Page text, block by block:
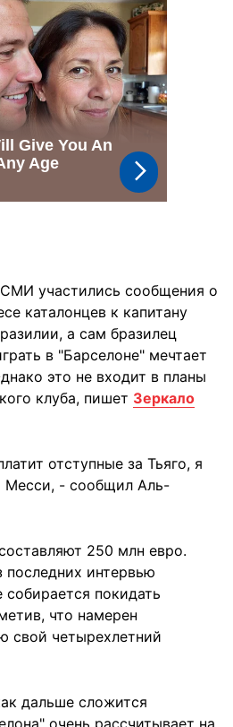
участились сообщения о
каталонцев к капитану
а сам бразилец
в "Барселоне" мечтает
это не входит в планы
клуба, пишет Зеркало
отступные за Тьяго, я
Месси, - сообщил Аль-
250 млн евро.
интервью
собирается покидать
что намерен
свой четырехлетний
дальше сложится
очень рассчитывает на